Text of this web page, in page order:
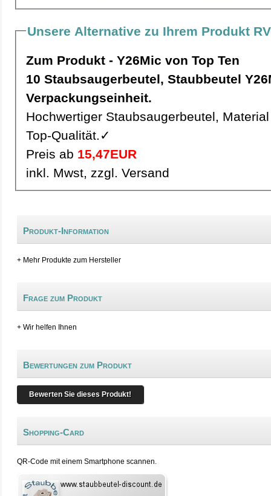
Unsere Alternative zu Ihrem Produkt
Zum Produkt - Y26Mic von Top Ten
10 Staubsaugerbeutel, Staubbeutel Y26Mic pro
Verpackungseinheit.
Hochwertiger Staubsaugerbeutel,
Top-Qualität.✓
Preis ab 15,47EUR
inkl. Mwst, zzgl. Versand
Produkt-Information
+ Mehr Produkte zum Hersteller
Frage zum Produkt
+ Wir helfen Ihnen
Bewertungen zum Produkt
Bewerten Sie dieses Produkt!
Shopping-Card
QR-Code mit einem Smartphone scannen.